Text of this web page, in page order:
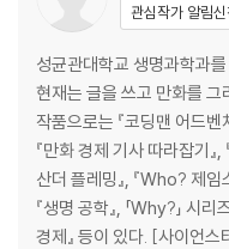
6. 완벽한 증기 기관을 향한 도
통합지식+ 6. 증기 기관이 가
7. 세상을 바꾸다
어린이 진로 탐색 ‘산업공학기
연표
찾아보기
관심작가 알림신
성균관대학교 생명과학과
현재는 글을 쓰고 만화를
작품으로는 『코딩맨 어드벤
『만화 경제 기사 따라잡기
산더 플레밍』, 『Who? 제임
『생명 공학』, 「Why?」 시리
경제』 등이 있다. [사이언